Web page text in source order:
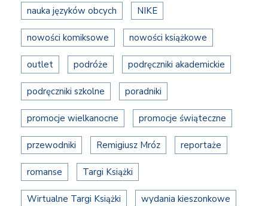
nauka języków obcych NIKE
nowości komiksowe nowości książkowe
outlet podróże podręczniki akademickie
podręczniki szkolne poradniki
promocje wielkanocne promocje świąteczne
przewodniki Remigiusz Mróz reportaże
romanse Targi Książki
Wirtualne Targi Książki wydania kieszonkowe